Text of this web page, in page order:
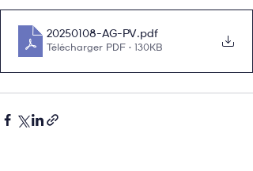
20250108-AG-PV.pdf
Télécharger PDF • 130KB